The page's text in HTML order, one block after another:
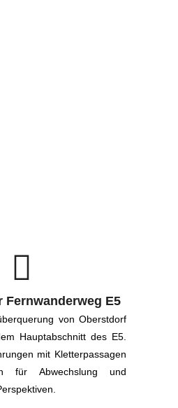
Fernwanderweg E5
von Oberstdorf
Hauptabschnitt des E5.
mit Kletterpassagen
für Abwechslung und